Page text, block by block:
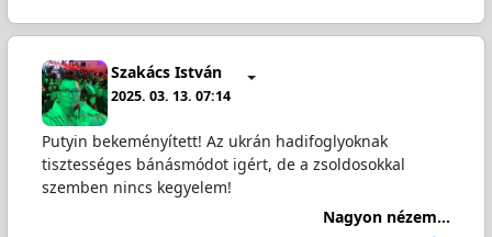
Szakács István
2025. 03. 13. 07:14
Putyin bekeményített! Az ukrán hadifoglyoknak
tisztességes bánásmódot igért, de a zsoldosokkal
szemben nincs kegyelem!
Nagyon nézem...